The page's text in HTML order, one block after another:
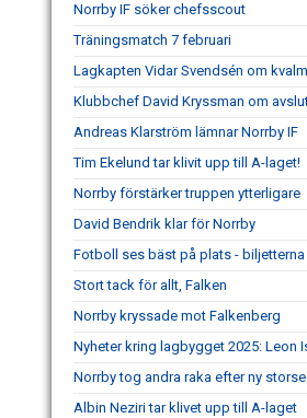
Norrby IF söker chefsscout
Träningsmatch 7 februari
Lagkapten Vidar Svendsén om
Klubbchef David Kryssman om
Andreas Klarström lämnar Norrby IF
Tim Ekelund tar klivit upp till A-laget!
Norrby förstärker truppen ytterligare
David Bendrik klar för Norrby
Fotboll ses bäst på plats -
Stort tack för allt, Falken
Norrby kryssade mot Falkenberg
Nyheter kring lagbygget 2025: Leon
Norrby tog andra raka efter ny
Albin Neziri tar klivet upp till A-laget